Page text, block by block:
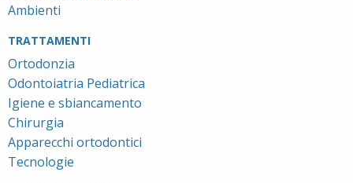
Ambienti
TRATTAMENTI
Ortodonzia
Odontoiatria Pediatrica
Igiene e sbiancamento
Chirurgia
Apparecchi ortodontici
Tecnologie